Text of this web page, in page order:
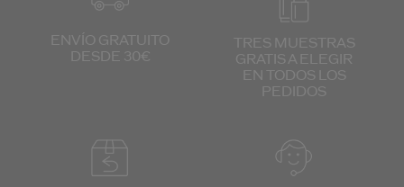
ENVÍO GRATUITO
DESDE 30€
TRES MUESTRAS
GRATIS A ELEGIR
EN TODOS LOS
PEDIDOS